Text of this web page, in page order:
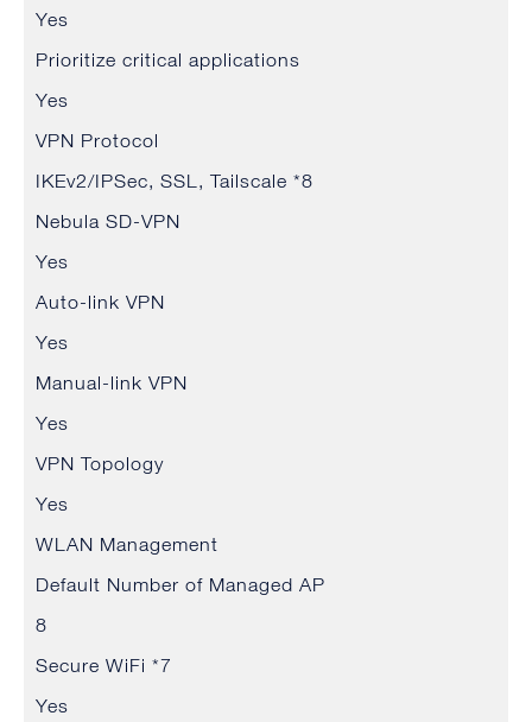
Yes
Prioritize critical applications
Yes
VPN Protocol
IKEv2/IPSec, SSL, Tailscale *8
Nebula SD-VPN
Yes
Auto-link VPN
Yes
Manual-link VPN
Yes
VPN Topology
Yes
WLAN Management
Default Number of Managed AP
8
Secure WiFi *7
Yes